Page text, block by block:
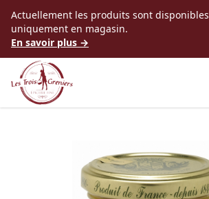
Accès au contenu
Actuellement les produits sont disponibles
uniquement en magasin.
En savoir plus →